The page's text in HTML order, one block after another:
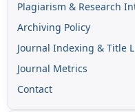
Plagiarism & Research
Archiving Policy
Journal Indexing & Title
Journal Metrics
Contact